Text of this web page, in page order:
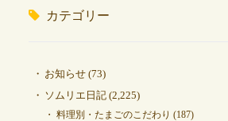
カテゴリー
お知らせ(73)
ソムリエ日記(2,225)
料理別・たまごのこだわり (187)